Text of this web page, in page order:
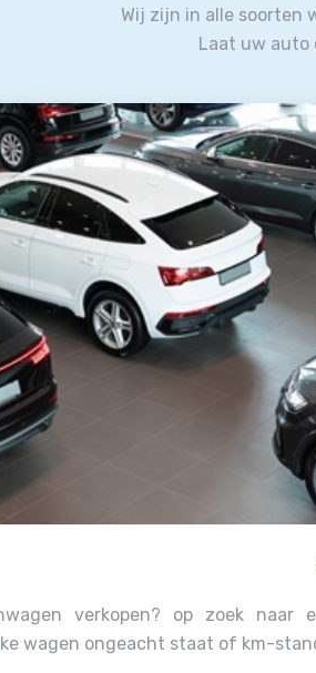
Wij zijn in alle soorten
Laat uw auto
verkopen? op zoek naar
wagen ongeacht staat of km-